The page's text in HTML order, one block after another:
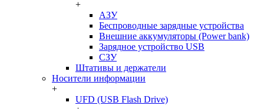
+
АЗУ
Беспроводные зарядные устройства
Внешние аккумуляторы (Power bank)
Зарядное устройство USB
СЗУ
Штативы и держатели
Носители информации
+
UFD (USB Flash Drive)